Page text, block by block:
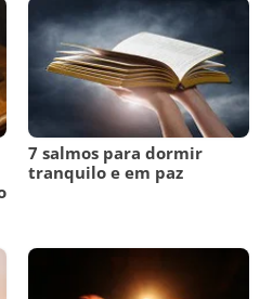
7 salmos para dormir
tranquilo e em paz